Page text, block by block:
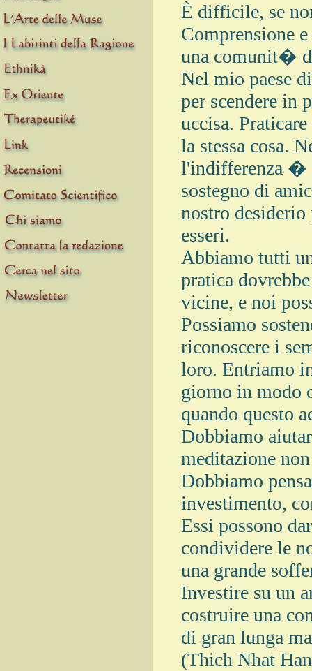
È difficile, se
Comprensione
una comunit�
Nel mio paese
per scendere in
uccisa.
la stessa cosa.
l'indifferenza �
sostegno di
nostro
esseri.
Abbiamo tutti
pratica
vicine, e noi
Possiamo
riconoscere i
loro. Entriamo
giorno in modo
quando questo
Dobbiamo
meditazione
Dobbiamo
investimento,
Essi possono
condividere le
una grande
Investire su un
costruire una
di gran lunga
(Thich Nhat